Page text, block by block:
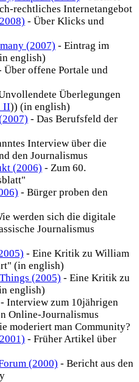
rechtliches Internetangebot
- Über Klicks und
(2007) - Eintrag im
english)
Über offene Portale und
Überlegungen
II)) (in english)
- Das Berufsfeld der
Interview über die
den Journalismus
(2006) - Zum 60.
- Bürger proben den
werden sich die digitale
Journalismus
- Eine Kritik zu William
(in english)
(2005) - Eine Kritik zu
english)
- Interview zum 10jährigen
Online-Journalismus
moderiert man Community?
- Früher Artikel über
(2000) - Bericht aus den